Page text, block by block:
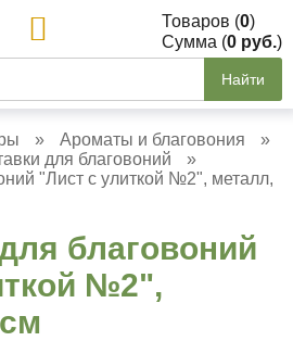
Товаров (0)
Сумма (0 руб.)
Найти
» Ароматы и благовония
»
для благовоний
»
"Лист с улиткой №2", металл,
благовоний
№2",